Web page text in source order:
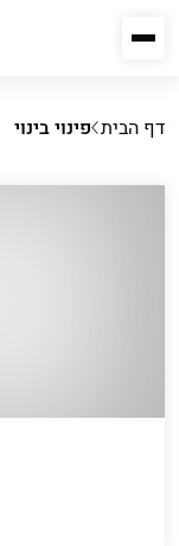
דף הבית פינוי בינוי